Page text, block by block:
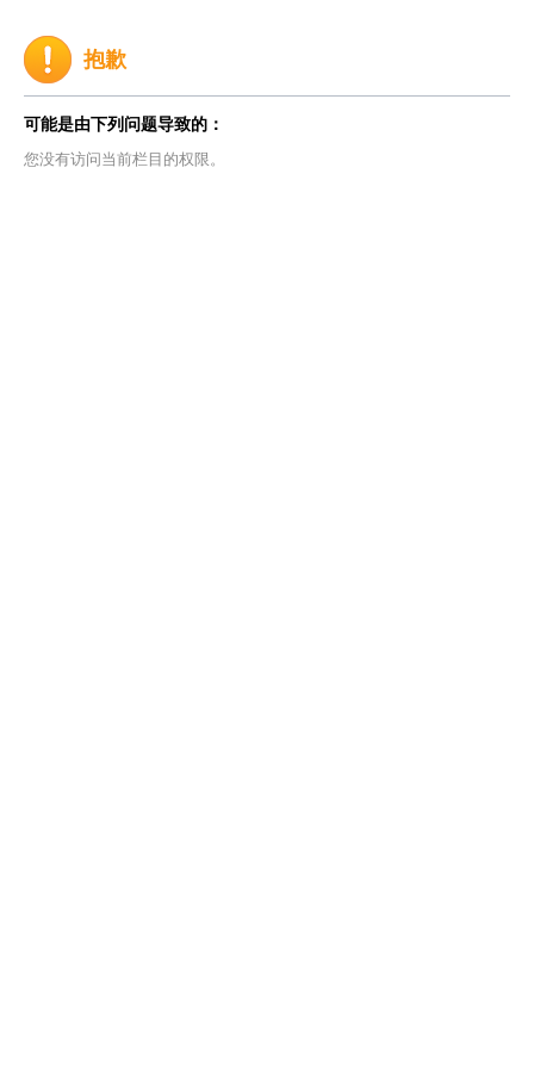
抱歉
可能是由下列问题导致的：
您没有访问当前栏目的权限。